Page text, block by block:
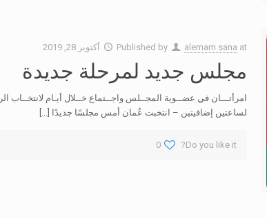
Published by alemam sana at أكتوبر 28, 2019
مجلس جديد لمرحلة جديدة
امرأتـــان في عضــوية المجــلس واجــتماع خــلال أيـام
لساعتين إضافيتين – انتخبت عُمان أمس مجلسًا جديدًا
[…]
Do you like it?
0